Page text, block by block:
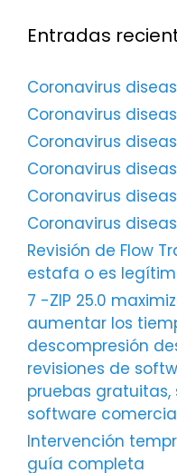
Entradas
Coronavirus
Coronavirus
Coronavirus
Coronavirus
Coronavirus
Coronavirus
Revisión de Flow
estafa o es
7 -ZIP 25.0
aumentar los
descompresión
revisiones de
pruebas
software
Intervención
guía completa